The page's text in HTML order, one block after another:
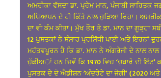
ਅਮਰੀਕਾ ਵੱਸਦਾ ਡਾ. ਪ੍ਰੇਮ ਮਾਨ, ਪੰਜਾਬੀ
ਅਧਿਆਪਨ ਦੇ ਹੀ ਕਿੱਤੇ ਨਾਲ ਜੁੜਿਆ ਰਿਹਾ।
ਦਾ ਵੀ ਕੰਮ ਕੀਤਾ। ਮੁੱਖ ਤੌਰ ਤੇ ਡਾ. ਮਾਨ ਦਾ
12 ਪੁਸਤਕਾਂ ਨੇ ਸੰਸਾਰ ਪ੍ਰਸਿੱਧੀ ਪਾਈ ਅਤੇ ਇਹਨਾਂ
ਮਹੱਤਵਪੂਰਨ ਹੈ ਕਿ ਡਾ. ਮਾਨ ਨੇ ਅੰਗਰੇਜੀ ਦੇ ਨਾਲ
ਚੁੱਕੀਅਾਂ ਹਨ ਜਿਵੇਂ ਕਿ 1970 ਵਿਚ ‘ਚੁਬਾਰੇ ਦੀ ਇੱਟ’
ਪੁਸਤਕ ਦੇ ਦੋ ਐਡੀਸ਼ਨ ’ਅੰਦਰੇਟੇ ਦਾ ਜੋਗੀ’ (2020 ਅਤੇ